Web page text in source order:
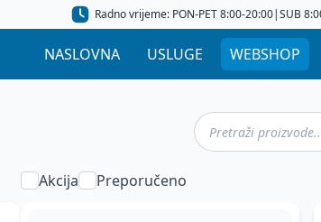
Radno vrijeme: PON-PET 8:00-20:00|SUB
NASLOVNA USLUGE WEBSHOP
Akcija Preporučeno